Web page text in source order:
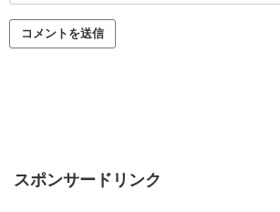
スポンサードリンク